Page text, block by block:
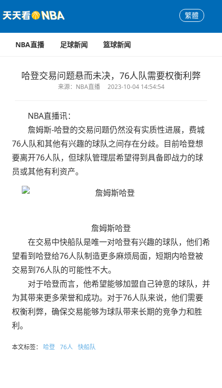
繁體
NBA直播 足球新闻 篮球新闻
哈登交易问题悬而未决，76人队需要权衡利弊
来源：NBA直播 2023-10-04 14:54:54
NBA直播讯：
詹姆斯-哈登的交易问题仍然没有实质性进展，费城
76人队和其他有兴趣的球队之间存在分歧。目前哈登想
要离开76人队，但球队管理层希望得到具备即战力的球
员或其他有利资产。
詹姆斯哈登
在交易中快船队是唯一对哈登有兴趣的球队，他们希
望看到哈登给76人队制造更多麻烦局面，短期内哈登被
交易到76人队的可能性不大。
对于哈登而言，他希望能够加盟自己钟意的球队，并
为其带来更多荣誉和成功。对于76人队来说，他们需要
权衡利弊，确保交易能够为球队带来长期的竞争力和胜
利。
本文标签： 哈登 76人 快船队